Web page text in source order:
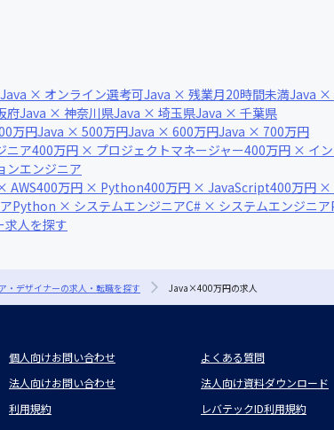
Java × オンライン選考可Java × 残業月20時間未満Java ×
府Java × 神奈川県Java × 埼玉県Java × 千葉県
万円Java × 500万円Java × 600万円Java × 700万円
ニア400万円 × プロジェクトマネージャー400万円 × イ
ンエンジニア
AWS400万円 × Python400万円 × JavaScript400万円 ×
Python × システムエンジニアC# × システムエンジニア
求人を探す
・デザイナーの求人・転職を探す Java×400万円の求人
個人向けお問い合わせ よくある質問
法人向けお問い合わせ 法人向け資料ダウンロード
利用規約 レバテックID利用規約